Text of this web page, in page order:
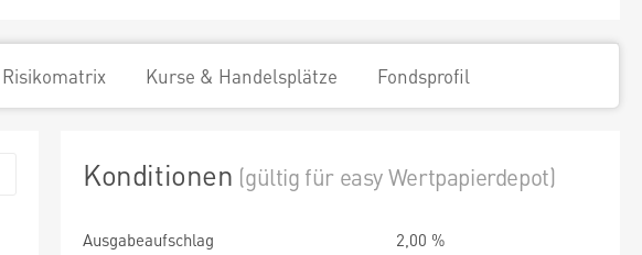
Risikomatrix Kurse & Handelsplätze Fondsprofil
Konditionen (gültig für easy Wertpapierdepot)
Ausgabeaufschlag
2,00 %